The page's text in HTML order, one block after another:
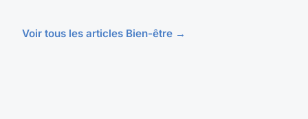
Voir tous les articles Bien-être →